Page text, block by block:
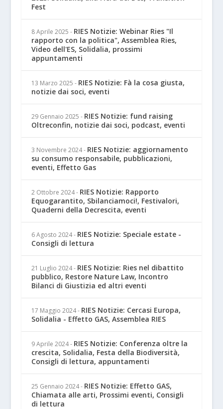
Fest
8 Aprile 2025 - RIES Notizie: Webinar Ries "Il
rapporto con la politica", Assemblea Ries,
Video dell'ES, Solidalia, prossimi
appuntamenti
13 Marzo 2025 - RIES Notizie: Fà la cosa giusta,
notizie dai soci, eventi
29 Gennaio 2025 - RIES Notizie: fund raising
Oltreconfin, notizie dai soci, podcast, eventi
3 Novembre 2024 - RIES Notizie: aggiornamento
su consumo responsabile, pubblicazioni,
eventi, Effetto Gas
2 Ottobre 2024 - RIES Notizie: Rapporto
Equogarantito, Sbilanciamoci!, Festivalori,
Quaderni della Decrescita, eventi
6 Agosto 2024 - RIES Notizie: Speciale estate -
Consigli di lettura
21 Luglio 2024 - RIES Notizie: Ries nel dibattito
pubblico, Restore Nature Law, Incontro
Bilanci di Giustizia ed altri eventi
17 Maggio 2024 - RIES Notizie: Cercasi Europa,
Solidalia - Effetto GAS, Assemblea RIES
9 Aprile 2024 - RIES Notizie: Conferenza oltre la
crescita, Solidalia, Festa della Biodiversità,
Consigli di lettura, appuntamenti
25 Gennaio 2024 - RIES Notizie: Effetto GAS,
Chiamata alle arti, Prossimi eventi, Consigli
di lettura